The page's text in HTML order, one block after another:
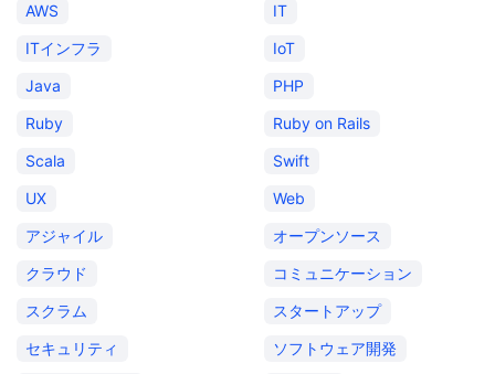
AWS
IT
ITインフラ
IoT
Java
PHP
Ruby
Ruby on Rails
Scala
Swift
UX
Web
アジャイル
オープンソース
クラウド
コミュニケーション
スクラム
スタートアップ
セキュリティ
ソフトウェア開発